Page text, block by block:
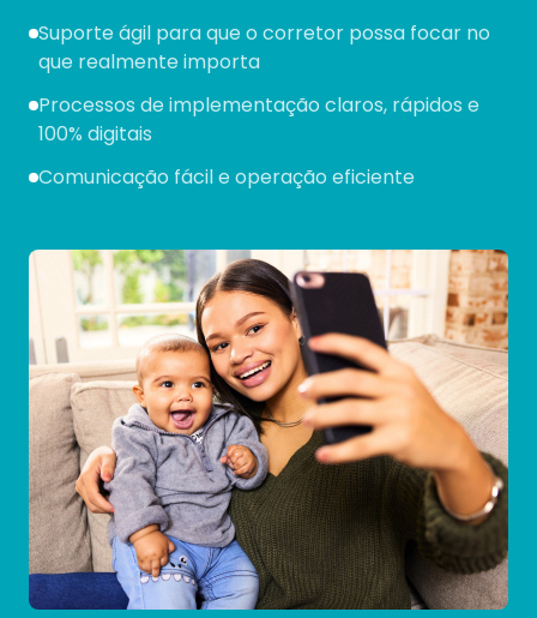
Suporte ágil para que o corretor possa focar no
que realmente importa
Processos de implementação claros, rápidos e
100% digitais
Comunicação fácil e operação eficiente